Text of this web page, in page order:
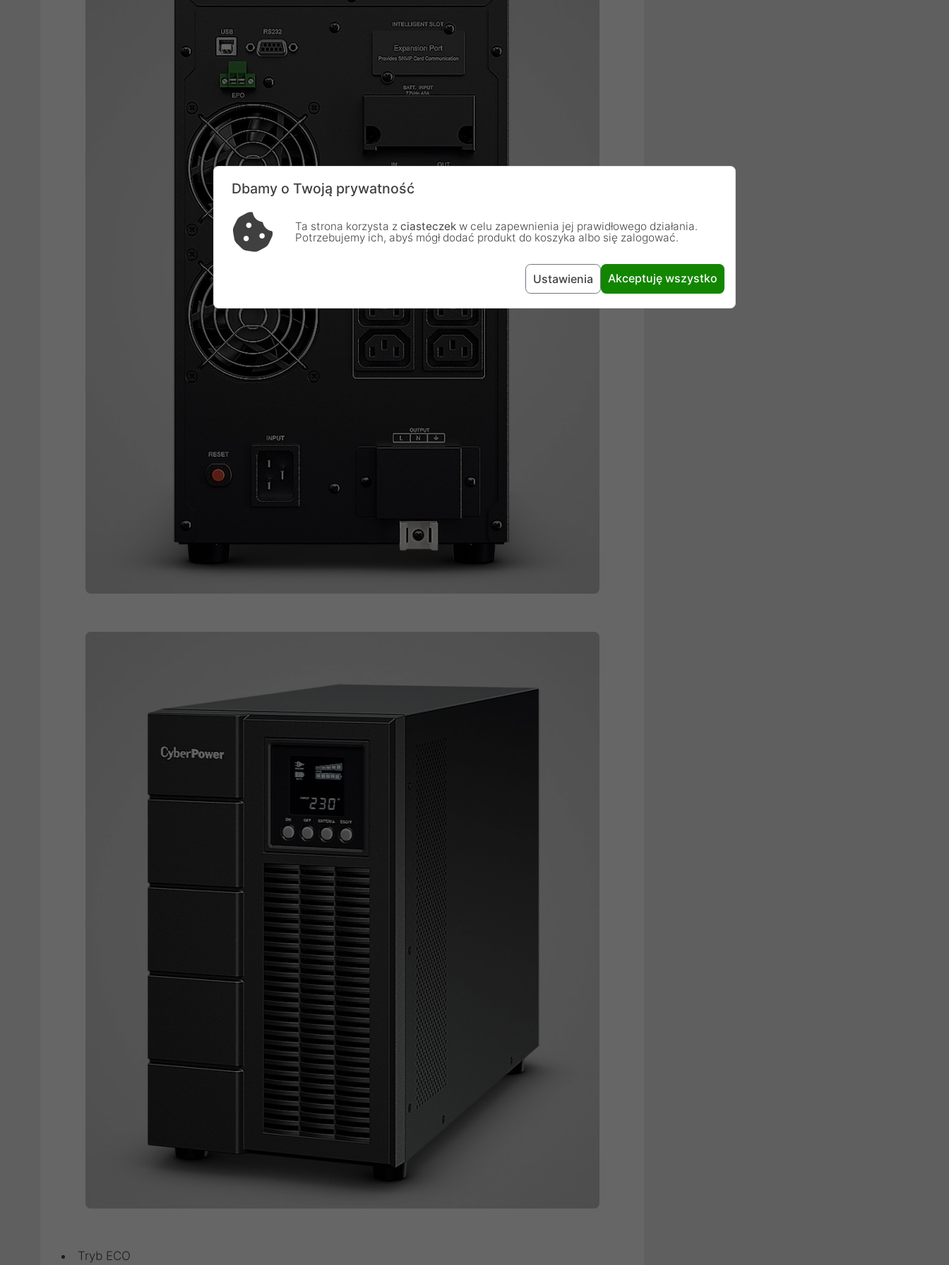
Tryb ECO
Dbamy o Twoją prywatność
Ta strona korzysta z ciasteczek w celu zapewnienia jej prawidłowego działania.
Potrzebujemy ich, abyś mógł dodać produkt do koszyka albo się zalogować.
Ustawienia Akceptuję wszystko